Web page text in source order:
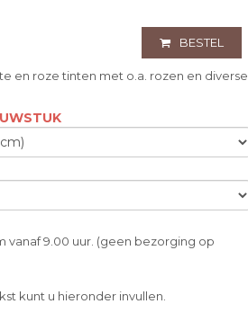
BESTEL
en roze tinten met o.a. rozen en diverse
vanaf 9.00 uur. (geen bezorging op
kunt u hieronder invullen.